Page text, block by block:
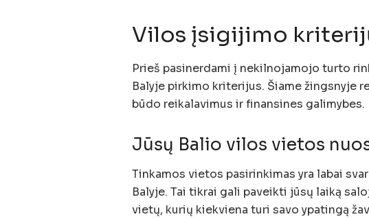
Vilos įsigijimo
Prieš pasinerdami į nekilnojamojo turto
Balyje pirkimo kriterijus. Šiame žingsnyje
būdo reikalavimus ir finansines galimybes.
Jūsų Balio vilos vietos
Tinkamos vietos pasirinkimas yra labai
Balyje. Tai tikrai gali paveikti jūsų laiką
vietų, kurių kiekviena turi savo ypatingą